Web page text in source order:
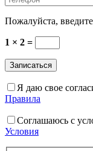
Пожалуйста,
1 × 2 =
Я даю свое
Правила
Соглашаюсь с
Условия